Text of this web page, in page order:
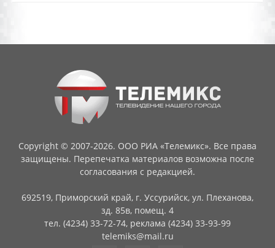
Copyright © 2007-2026. ООО РИА «Телемикс». Все права
защищены. Перепечатка материалов возможна после
согласования с редакцией.
692519, Приморский край, г. Уссурийск, ул. Плеханова,
зд. 85в, помещ. 4
тел. (4234) 33-72-74, реклама (4234) 33-93-99
telemiks@mail.ru